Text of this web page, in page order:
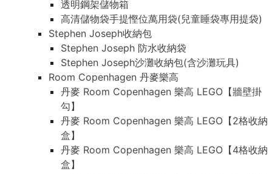
透明鋼架儲物箱
高清儲物袋手提慳位萬用袋(兒童睡袋專用提袋)
Stephen Joseph收納包
Stephen Joseph 防水收納袋
Stephen Joseph沙灘收納包(含沙灘玩具)
Room Copenhagen 丹麥樂高
丹麥 Room Copenhagen 樂高 LEGO【牆壁掛
勾】
丹麥 Room Copenhagen 樂高 LEGO【2格收納
盒】
丹麥 Room Copenhagen 樂高 LEGO【4格收納
盒】